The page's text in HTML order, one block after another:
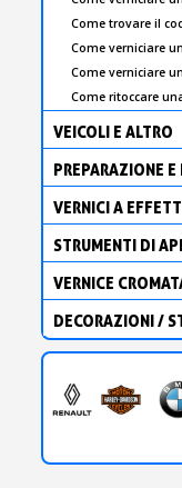
Come trovare il
Come verniciare
Come verniciare
Come ritoccare
VEICOLI E ALTRO
PREPARAZIONE
VERNICI A
STRUMENTI DI
VERNICE
DECORAZIONI /